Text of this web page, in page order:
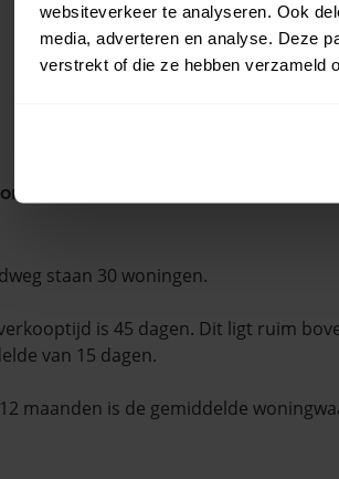
websiteverkeer te analyseren. Ook
media, adverteren en analyse. Deze
verstrekt of die ze hebben verzameld
staan 30 woningen.
is 45 dagen. Dit ligt ruim
van 15 dagen.
maanden is de gemiddelde